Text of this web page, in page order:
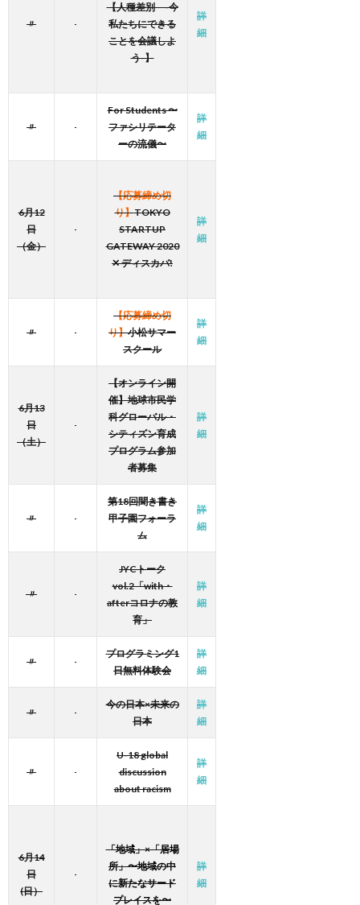
〃
【人種差別 -今
私たちにできる
ことを会議しよ
う-】
詳
細
〃
For Students 〜
ファシリテータ
ーの流儀〜
詳
細
6月12
日
（金）
【応募締め切
り】TOKYO
STARTUP
GATEWAY 2020
✕ ディスカバ!
詳
細
〃
【応募締め切
り】小松サマー
スクール
詳
細
6月13
日
（土）
【オンライン開
催】地球市民学
科グローバル・
シティズン育成
プログラム参加
者募集
詳
細
〃
第18回聞き書き
甲子園フォーラ
ム
詳
細
〃
JYCトーク
vol.2「with・
afterコロナの教
育」
詳
細
〃
プログラミング1
日無料体験会
詳
細
〃
今の日本×未来の
日本
詳
細
〃
U-18 global
discussion
about racism
詳
細
6月14
日
(日）
「地域」×「居場
所」〜地域の中
に新たなサード
プレイスを〜
詳
細